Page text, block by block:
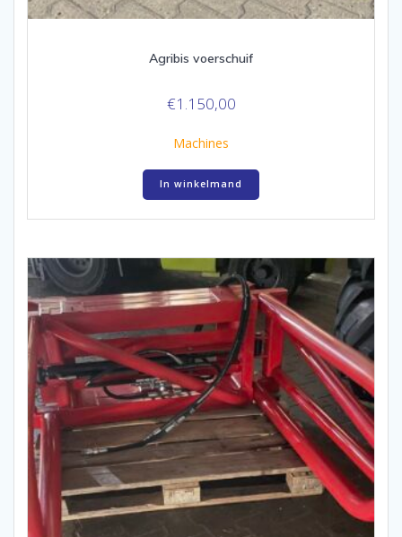
Agribis voerschuif
€1.150,00
Machines
In winkelmand